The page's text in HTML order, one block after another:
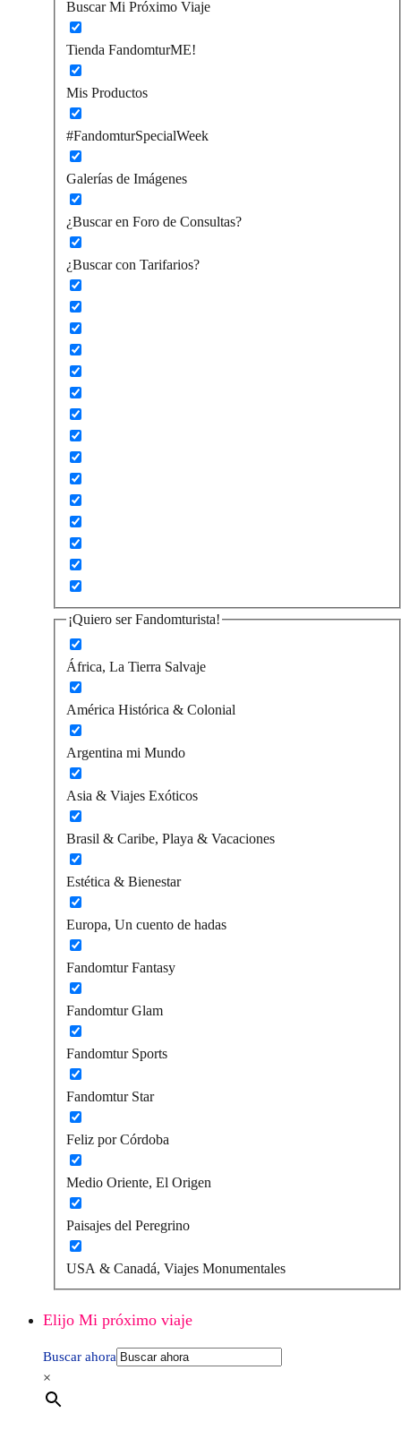
Buscar Mi Próximo Viaje
Tienda FandomturME!
Mis Productos
#FandomturSpecialWeek
Galerías de Imágenes
¿Buscar en Foro de Consultas?
¿Buscar con Tarifarios?
¡Quiero ser Fandomturista!
África, La Tierra Salvaje
América Histórica & Colonial
Argentina mi Mundo
Asia & Viajes Exóticos
Brasil & Caribe, Playa & Vacaciones
Estética & Bienestar
Europa, Un cuento de hadas
Fandomtur Fantasy
Fandomtur Glam
Fandomtur Sports
Fandomtur Star
Feliz por Córdoba
Medio Oriente, El Origen
Paisajes del Peregrino
USA & Canadá, Viajes Monumentales
Elijo Mi próximo viaje
Buscar ahora
×